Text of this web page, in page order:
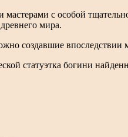
мастерами с особой
мира.
создавшие
статуэтка богини